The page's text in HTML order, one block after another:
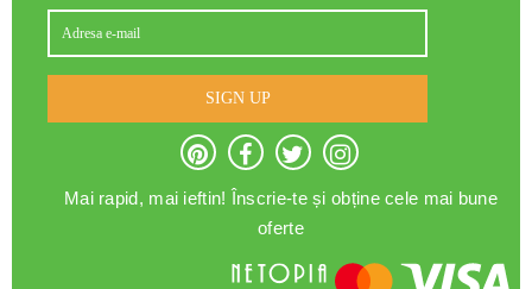
SIGN UP
Mai rapid, mai ieftin! Înscrie-te și obține cele mai bune
oferte